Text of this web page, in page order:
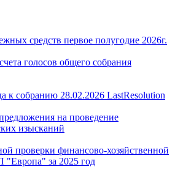
средств первое полугодие 2026г.
голосов общего собрания
к собранию 28.02.2026 LastResolution
на проведение
изысканий
проверки финансово-хозяйственной
"Европа" за 2025 год